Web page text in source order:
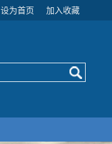
设为首页 加入收藏